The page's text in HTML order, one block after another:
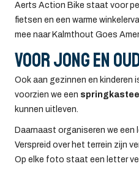
Aerts Action Bike staat voor
fietsen en een warme
mee naar Kalmthout Goes
Voor jong en
Ook aan gezinnen en kinderen
voorzien we een springkasteel
kunnen uitleven.
Daarnaast organiseren we een
Verspreid over het terrein zijn
Op elke foto staat een letter